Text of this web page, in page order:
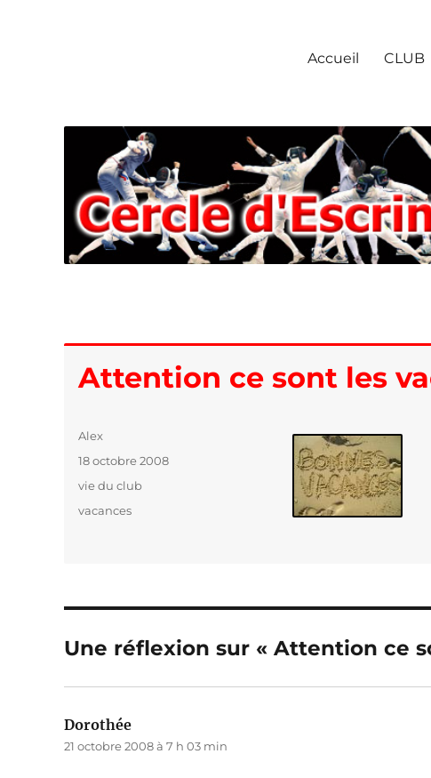
Accueil CLUB
Attention ce sont les
Auteur
Alex
Publié
le
18 octobre 2008
Catégories
vie du club
Étiquettes
vacances
Une réflexion sur « Attention ce
Dorothée
21 octobre 2008 à 7 h 03 min